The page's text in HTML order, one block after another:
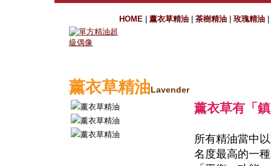
HOME 薰衣草精油 茶樹精油 玫瑰精油
薰衣草精油Lavender
薰衣草有「
所有精油當中
名度最高的一